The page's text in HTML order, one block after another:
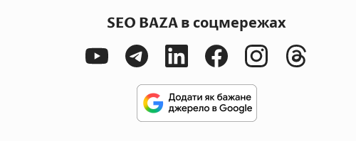
SEO BAZA в соцмережах